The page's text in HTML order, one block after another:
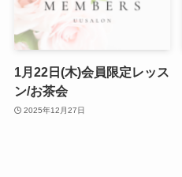
1月22日(木)会員限定レッス
ン/お茶会
2025年12月27日